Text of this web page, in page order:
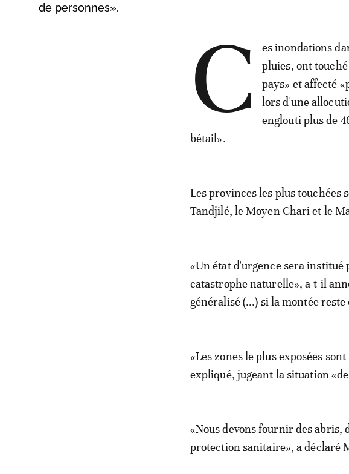
de personnes».
C
es inondations
pluies, ont
pays» et affecté
lors d'une
englouti plus de
bétail».
Les provinces les plus touchées
Tandjilé, le Moyen Chari et le
«Un état d'urgence sera
catastrophe naturelle», a-t-il
généralisé (...) si la montée
«Les zones le plus exposées
expliqué, jugeant la situation
«Nous devons fournir des abris,
protection sanitaire», a déclaré